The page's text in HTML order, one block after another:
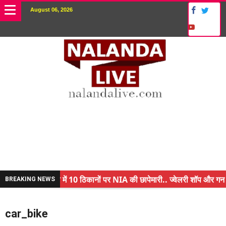
August 06, 2026
BREAKING NEWS
नालंदा में 10 ठिकानों पर NIA की छापेमारी.. ज्वेलरी शॉप और गन हाउस
अंचल पदाधिकारी (CO) बर्खास्त.. फर्जीवाड़ा कर पाई थी नौकरी..
car_bike